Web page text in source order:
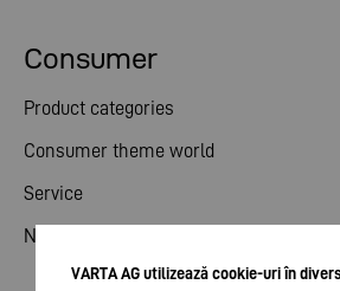
Consumer
Product categories
Consumer theme world
Service
News
VARTA AG utilizează cookie-uri în